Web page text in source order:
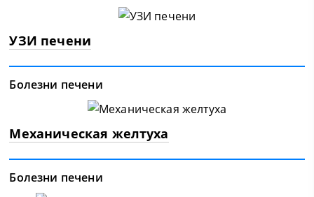
УЗИ печени
Болезни печени
Механическая желтуха
Болезни печени